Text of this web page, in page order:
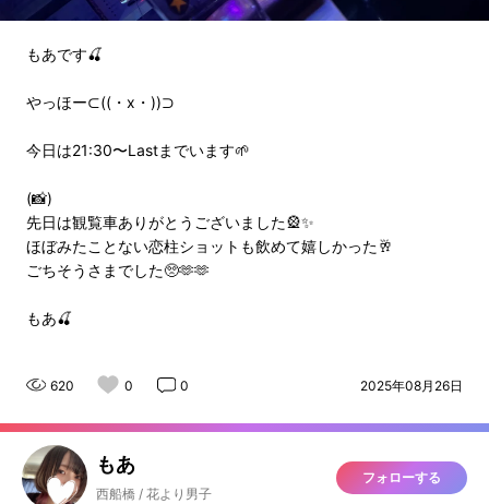
もあです🍒
やっほー⊂((・x・))⊃
今日は21:30〜Lastまでいます🌱
(📸)
先日は観覧車ありがとうございました🎡✨
ほぼみたことない恋柱ショットも飲めて嬉しかった🥂
ごちそうさまでした🥺🫶🫶
もあ🍒
620 0 0 2025年08月26日
もあ
西船橋 / 花より男子
フォローする